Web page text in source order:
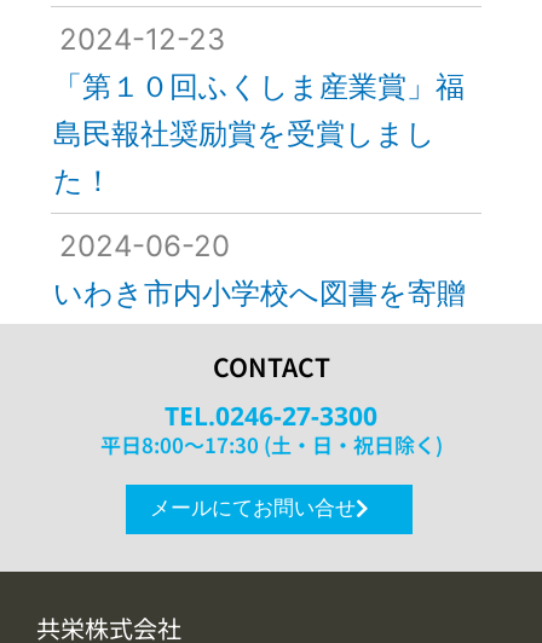
2024-12-23
「第１０回ふくしま産業賞」福
島民報社奨励賞を受賞しまし
た！
2024-06-20
いわき市内小学校へ図書を寄贈
CONTACT
TEL.0246-27-3300
平日8:00〜17:30 (土・日・祝日除く)
メールにてお問い合せ
共栄株式会社